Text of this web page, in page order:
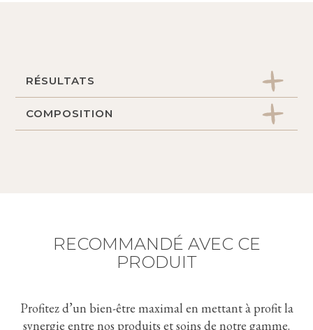
RÉSULTATS
Peau nourrie, protégée et repulpée.
COMPOSITION
adoucissant et apaisant, cicatrisant et
réparateur cutané.
anti-oxydant.
RECOMMANDÉ AVEC CE
PRODUIT
Profitez d’un bien-être maximal en mettant à profit la
synergie entre nos produits et soins de notre gamme.